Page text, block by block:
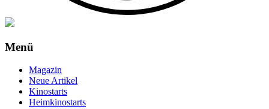
Menü
Magazin
Neue Artikel
Kinostarts
Heimkinostarts